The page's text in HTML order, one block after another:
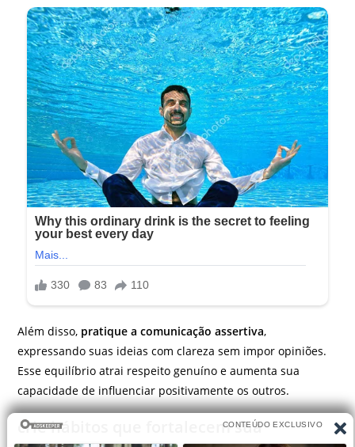
Além disso, pratique a comunicação assertiva,
expressando suas ideias com clareza sem impor opiniões.
Esse equilíbrio atrai respeito genuíno e aumenta sua
capacidade de influenciar positivamente os outros.
crie hábitos que fortalecem sua